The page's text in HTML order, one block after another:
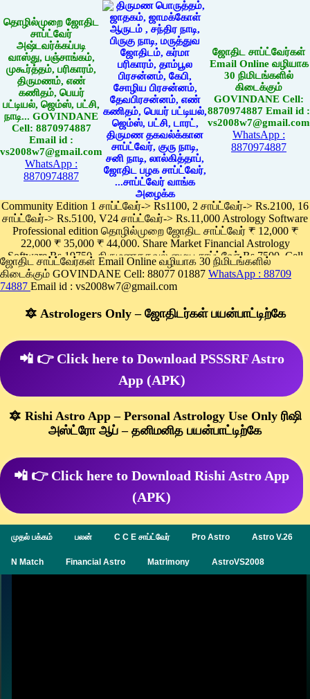
தொழில்முறை ஜோதிட
சாப்ட்வேர்
அஷ்டவர்க்கப்படி
வாஸ்து, பஞ்சாங்கம்,
முகூர்த்தம், பரிகாரம்,
திருமணம், எண்
கணிதம், பெயர்
பட்டியல், ஜெம்ஸ், பட்சி,
நாடி... GOVINDANE
Cell: 8870974887
Email id :
vs2008w7@gmail.com
WhatsApp :
8870974887
ஜோதிட சாப்ட்வேர்கள்
Email Online வழியாக
30 நிமிடங்களில்
கிடைக்கும்
GOVINDANE Cell:
8870974887 Email id :
vs2008w7@gmail.com
WhatsApp :
8870974887
Community Edition 1 சாப்ட்வேர்-> Rs1100, 2 சாப்ட்வேர்-> Rs.2100, 16
சாப்ட்வேர்-> Rs.5100, V24 சாப்ட்வேர்-> Rs.11,000 Astrology Software
Professional edition தொழில்முறை ஜோதிட சாப்ட்வேர் ₹ 12,000 ₹
22,000 ₹ 35,000 ₹ 44,000. Share Market Financial Astrology
Software Rs.19750, திருமணதகவல் மைய சாப்ட்வேர் Rs.7500, Cell
Phone App Rs. 1100
Pay online
ஜோதிட சாப்ட்வேர்கள் Email Online வழியாக 30 நிமிடங்களில்
கிடைக்கும் GOVINDANE Cell: 88077 01887 WhatsApp : 88709
74887 Email id : vs2008w7@gmail.com
🔯 Astrologers Only – ஜோதிடர்கள் பயன்பாட்டிற்கே
📲 👉 Click here to Download PSSSRF Astro
App (APK)
🔯 Rishi Astro App – Personal Astrology Use Only ரிஷி
அஸ்ட்ரோ ஆப் – தனிமனித பயன்பாட்டிற்கே
📲 👉 Click here to Download Rishi Astro App
(APK)
முதல் பக்கம் பலன் C C E சாப்ட்வேர் Pro Astro Astro V.26
N Match Financial Astro Matrimony AstroVS2008